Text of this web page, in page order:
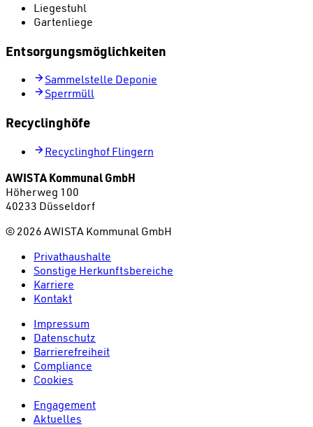
Liegestuhl
Gartenliege
Entsorgungsmöglichkeiten
Sammelstelle Deponie
Sperrmüll
Recyclinghöfe
Recyclinghof Flingern
AWISTA Kommunal GmbH
Höherweg 100
40233 Düsseldorf
© 2026 AWISTA Kommunal GmbH
Privathaushalte
Sonstige Herkunftsbereiche
Karriere
Kontakt
Impressum
Datenschutz
Barrierefreiheit
Compliance
Cookies
Engagement
Aktuelles